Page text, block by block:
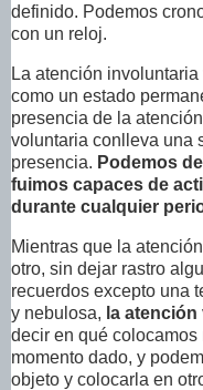
definido. Podemos
con un reloj.
La atención
como un estado
presencia de la
voluntaria conlleva una
presencia. Podemos
fuimos capaces de
durante cualquier
Mientras que la
otro, sin dejar rastro
recuerdos excepto una
y nebulosa, la
decir en qué
momento dado, y
objeto y colocarla en